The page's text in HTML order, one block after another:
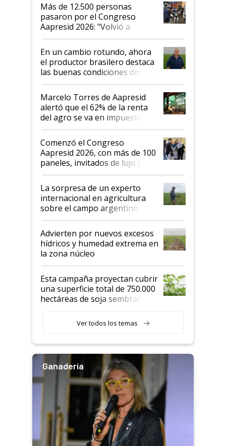
Más de 12.500 personas
pasaron por el Congreso
Aapresid 2026: "Volvió a
demostrar que hablar del
suelo es hablar de todo el
sistema productivo"
En un cambio rotundo, ahora
el productor brasilero destaca
las buenas condiciones del
agro argentino para invertir:
"Los veo más motivados"
Marcelo Torres de Aapresid
alertó que el 62% de la renta
del agro se va en impuestos:
"No es bueno que en
Argentina se sigan discutiendo
las mismas cosas de hace 50
años"
Comenzó el Congreso
Aapresid 2026, con más de 100
paneles, invitados de lujo y
todas las tendencias
La sorpresa de un experto
internacional en agricultura
sobre el campo argentino:
"Estoy muy impresionado"
Advierten por nuevos excesos
hídricos y humedad extrema en
la zona núcleo
Esta campaña proyectan cubrir
una superficie total de 750.000
hectáreas de soja sembradas
variedades que marcan un
salto tecnológico en genética y
Ver todos los temas
Ganadería